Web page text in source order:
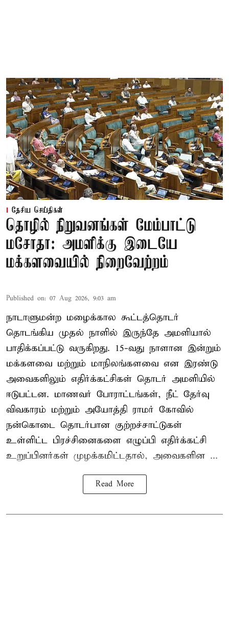
தேசிய செய்திகள்
தொழில் நிறுவனங்கள் மேம்பாட்டு
மசோதா: அமளிக்கு இடையே
மக்களவையில் நிறைவேற்றம்
Published on: 07 Aug 2026, 9:03 am
நாடாளுமன்ற மழைக்கால கூட்டத்தொடர்
தொடங்கிய முதல் நாளில் இருந்தே அமளியால்
பாதிக்கப்பட்டு வருகிறது. 15-வது நாளான இன்றும்
மக்களவை மற்றும் மாநிலங்களவை என இரண்டு
அவைகளிலும் எதிர்க்கட்சிகள் தொடர் அமளியில்
ஈடுபட்டன. மாணவர் போராட்டங்கள், நீட் தேர்வு
விவகாரம் மற்றும் அயோத்தி ராமர் கோவில்
நன்கொடை தொடர்பான குற்றச்சாட்டுகள்
உள்ளிட்ட பிரச்சினைகளை எழுப்பி எதிர்க்கட்சி
உறுப்பினர்கள் முழக்கமிட்டதால், அவைகளின ...
Read More